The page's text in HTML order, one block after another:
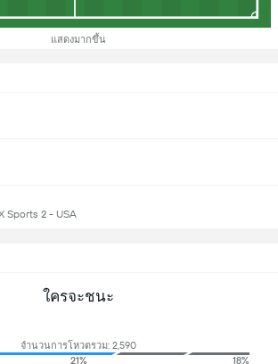
แสดงมากขึ้น
Sports 2 - USA
ใครจะชนะ
จำนวนการโหวตรวม: 2,590
21% 18%